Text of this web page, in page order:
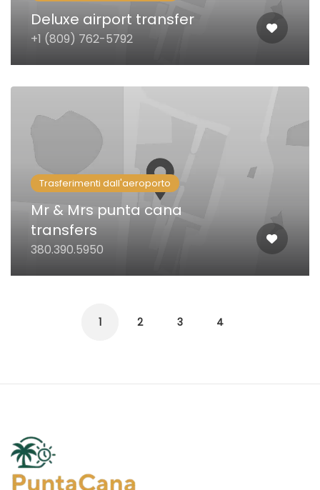
Deluxe airport transfer
+1 (809) 762-5792
Trasferimenti dall'aeroporto
Mr & Mrs punta cana
transfers
380.390.5950
1 2 3 4